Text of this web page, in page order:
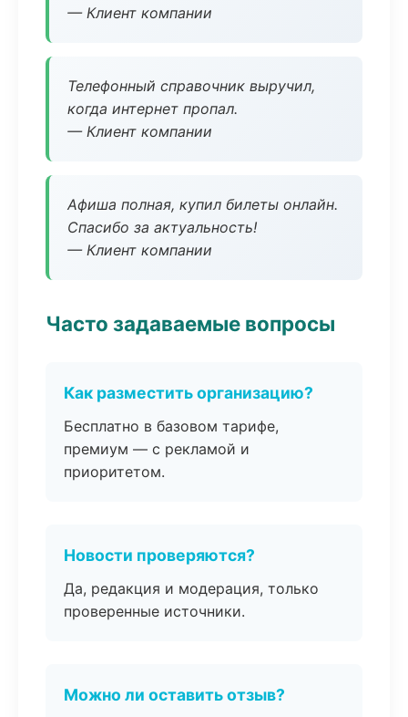
— Клиент компании
Телефонный справочник выручил,
когда интернет пропал.
— Клиент компании
Афиша полная, купил билеты онлайн.
Спасибо за актуальность!
— Клиент компании
Часто задаваемые вопросы
Как разместить организацию?
Бесплатно в базовом тарифе,
премиум — с рекламой и
приоритетом.
Новости проверяются?
Да, редакция и модерация, только
проверенные источники.
Можно ли оставить отзыв?